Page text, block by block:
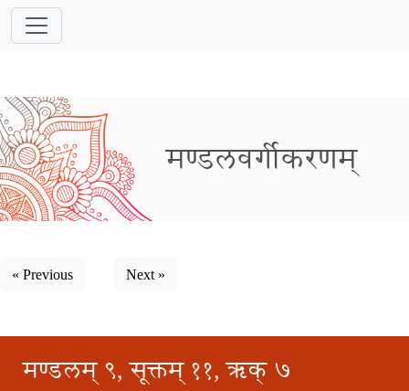
मण्डलवर्गीकरणम्
« Previous Next »
मण्डलम् ९, सूक्तम् ११, ऋक् ७